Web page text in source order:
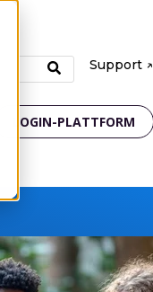
Support ↗
LOGIN-PLATTFORM